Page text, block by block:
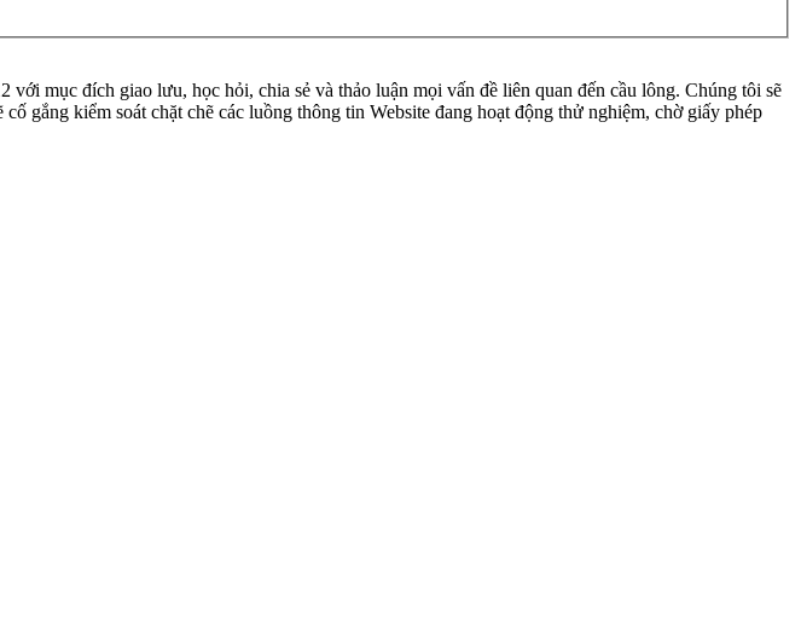
mục đích giao lưu, học hỏi, chia sẻ và thảo luận mọi vấn đề liên quan đến cầu lông. Chúng tôi sẽ
gắng kiểm soát chặt chẽ các luồng thông tin Website đang hoạt động thử nghiệm, chờ giấy phép